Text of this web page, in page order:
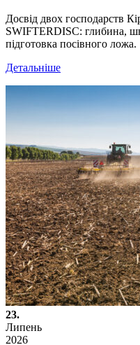
Досвід двох господарств
SWIFTERDISC: глибина,
підготовка посівного ложа.
Детальніше
23.
Липень
2026